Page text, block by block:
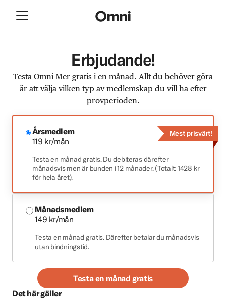
Erbjudande!
Testa Omni Mer gratis i en månad. Allt du behöver göra
är att välja vilken typ av medlemskap du vill ha efter
provperioden.
Årsmedlem
119 kr/mån
Testa en månad gratis. Du debiteras därefter
månadsvis men är bunden i 12 månader. (Totalt: 1428 kr
för hela året).
Mest prisvärt!
Månadsmedlem
149 kr/mån
Testa en månad gratis. Därefter betalar du månadsvis
utan bindningstid.
Testa en månad gratis
Det här gäller